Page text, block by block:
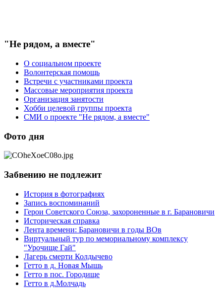
"Не рядом, а вместе"
О социальном проекте
Волонтерская помощь
Встречи с участниками проекта
Массовые мероприятия проекта
Организация занятости
Хобби целевой группы проекта
СМИ о проекте "Не рядом, а вместе"
Фото дня
Забвению не подлежит
История в фотографиях
Запись воспоминаний
Герои Советского Союза, захороненные в г. Барановичи
Историческая справка
Лента времени: Барановичи в годы ВОв
Виртуальный тур по мемориальному комплексу
"Урочище Гай"
Лагерь смерти Колдычево
Гетто в д. Новая Мышь
Гетто в пос. Городище
Гетто в д.Молчадь